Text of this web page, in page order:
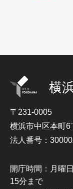
横
〒231-0005
横浜市中区本町
法人番号：
開庁時間：月曜
15分まで